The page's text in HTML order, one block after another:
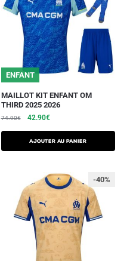
ENFANT
MAILLOT KIT ENFANT OM
THIRD 2025 2026
74.90€ 42.90€
AJOUTER AU PANIER
-40%